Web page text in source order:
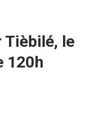
le
120h